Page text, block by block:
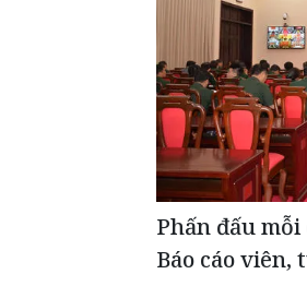
Phấn đấu
Báo cáo